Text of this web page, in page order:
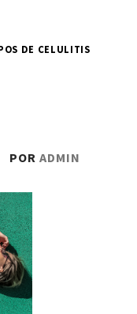
DE CELULITIS
POR ADMIN